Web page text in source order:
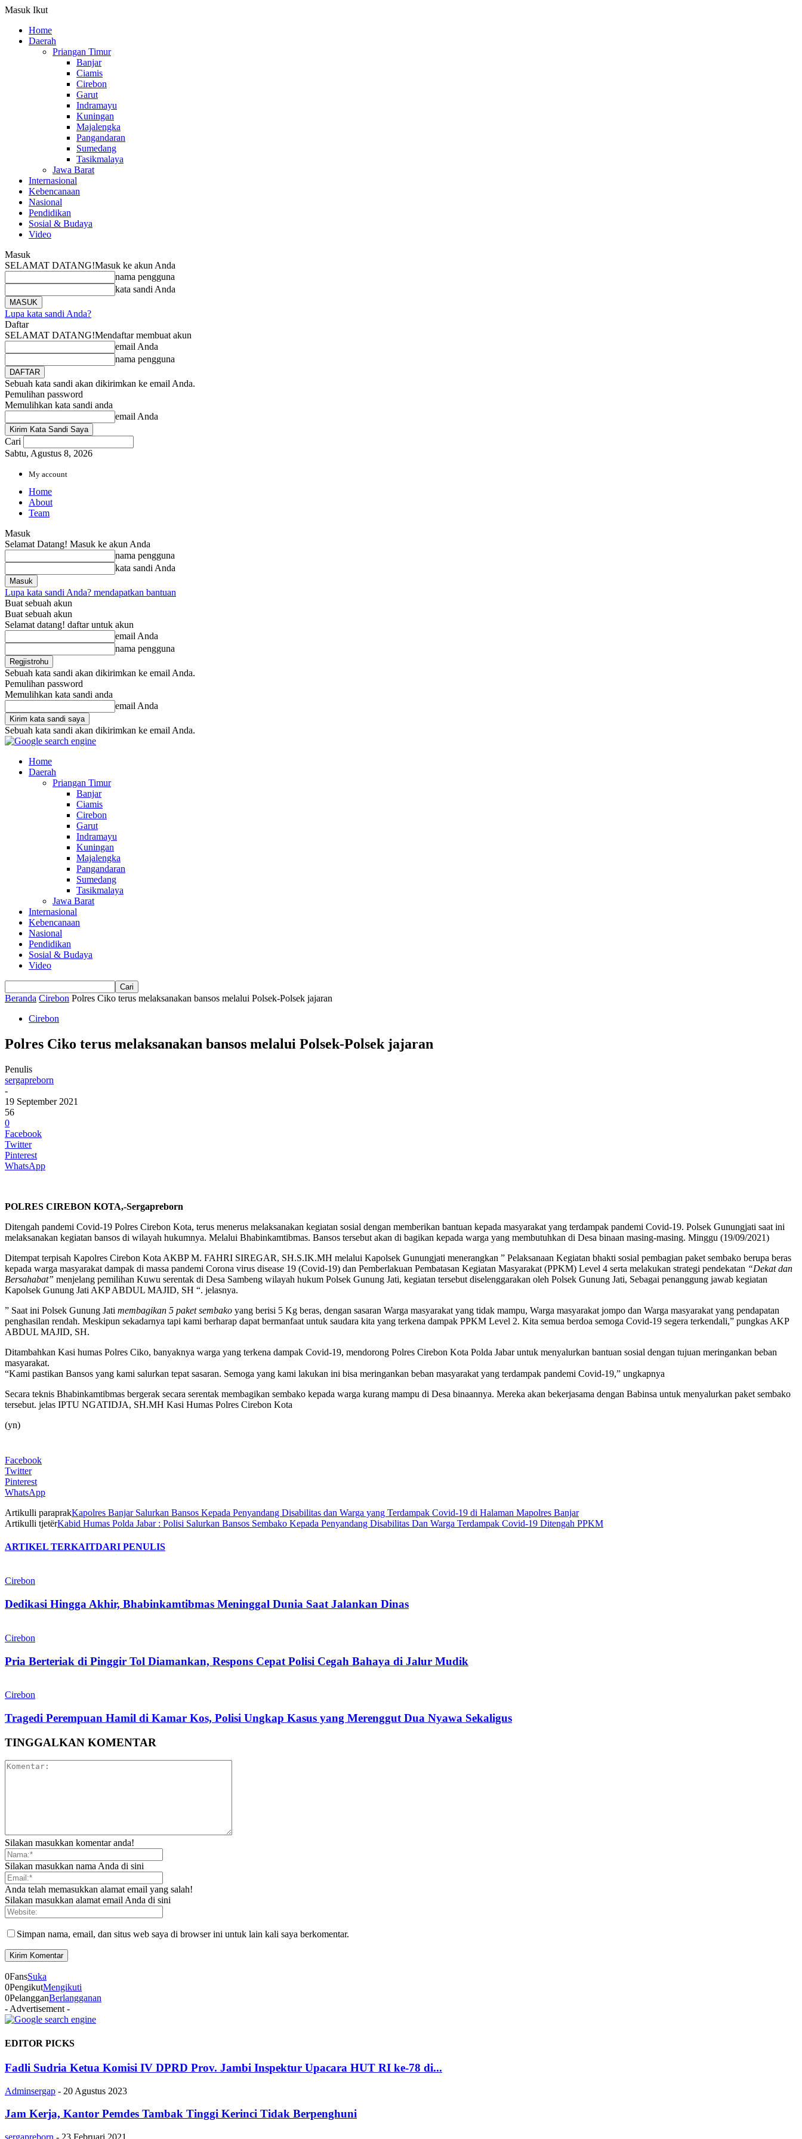
Masuk Ikut
Home
Daerah
Priangan Timur
Banjar
Ciamis
Cirebon
Garut
Indramayu
Kuningan
Majalengka
Pangandaran
Sumedang
Tasikmalaya
Jawa Barat
Internasional
Kebencanaan
Nasional
Pendidikan
Sosial & Budaya
Video
Masuk
SELAMAT DATANG!Masuk ke akun Anda
nama pengguna
kata sandi Anda
Lupa kata sandi Anda?
Daftar
SELAMAT DATANG!Mendaftar membuat akun
email Anda
nama pengguna
Sebuah kata sandi akan dikirimkan ke email Anda.
Pemulihan password
Memulihkan kata sandi anda
email Anda
Cari
Sabtu, Agustus 8, 2026
My account
Home
About
Team
Masuk
Selamat Datang! Masuk ke akun Anda
nama pengguna
kata sandi Anda
Lupa kata sandi Anda? mendapatkan bantuan
Buat sebuah akun
Buat sebuah akun
Selamat datang! daftar untuk akun
email Anda
nama pengguna
Sebuah kata sandi akan dikirimkan ke email Anda.
Pemulihan password
Memulihkan kata sandi anda
email Anda
Sebuah kata sandi akan dikirimkan ke email Anda.
Home
Daerah
Priangan Timur
Banjar
Ciamis
Cirebon
Garut
Indramayu
Kuningan
Majalengka
Pangandaran
Sumedang
Tasikmalaya
Jawa Barat
Internasional
Kebencanaan
Nasional
Pendidikan
Sosial & Budaya
Video
Beranda Cirebon Polres Ciko terus melaksanakan bansos melalui Polsek-Polsek jajaran
Cirebon
Polres Ciko terus melaksanakan bansos melalui Polsek-Polsek jajaran
Penulis
sergapreborn
-
19 September 2021
56
0
Facebook
Twitter
Pinterest
WhatsApp
POLRES CIREBON KOTA,-Sergapreborn
Ditengah pandemi Covid-19 Polres Cirebon Kota, terus menerus melaksanakan kegiatan sosial dengan memberikan bantuan kepada masyarakat yang terdampak pandemi Covid-19. Polsek Gunungjati saat ini
melaksanakan kegiatan bansos di wilayah hukumnya. Melalui Bhabinkamtibmas. Bansos tersebut akan di bagikan kepada warga yang membutuhkan di Desa binaan masing-masing. Minggu (19/09/2021)
Ditempat terpisah Kapolres Cirebon Kota AKBP M. FAHRI SIREGAR, SH.S.IK.MH melalui Kapolsek Gunungjati menerangkan ” Pelaksanaan Kegiatan bhakti sosial pembagian paket sembako berupa beras
kepada warga masyarakat dampak di massa pandemi Corona virus disease 19 (Covid-19) dan Pemberlakuan Pembatasan Kegiatan Masyarakat (PPKM) Level 4 serta melakukan strategi pendekatan “Dekat dan
Bersahabat” menjelang pemilihan Kuwu serentak di Desa Sambeng wilayah hukum Polsek Gunung Jati, kegiatan tersebut diselenggarakan oleh Polsek Gunung Jati, Sebagai penanggung jawab kegiatan
Kapolsek Gunung Jati AKP ABDUL MAJID, SH “. jelasnya.
” Saat ini Polsek Gunung Jati membagikan 5 paket sembako yang berisi 5 Kg beras, dengan sasaran Warga masyarakat yang tidak mampu, Warga masyarakat jompo dan Warga masyarakat yang pendapatan
penghasilan rendah. Meskipun sekadarnya tapi kami berharap dapat bermanfaat untuk saudara kita yang terkena dampak PPKM Level 2. Kita semua berdoa semoga Covid-19 segera terkendali,” pungkas AKP
ABDUL MAJID, SH.
Ditambahkan Kasi humas Polres Ciko, banyaknya warga yang terkena dampak Covid-19, mendorong Polres Cirebon Kota Polda Jabar untuk menyalurkan bantuan sosial dengan tujuan meringankan beban
masyarakat.
“Kami pastikan Bansos yang kami salurkan tepat sasaran. Semoga yang kami lakukan ini bisa meringankan beban masyarakat yang terdampak pandemi Covid-19,” ungkapnya
Secara teknis Bhabinkamtibmas bergerak secara serentak membagikan sembako kepada warga kurang mampu di Desa binaannya. Mereka akan bekerjasama dengan Babinsa untuk menyalurkan paket sembako
tersebut. jelas IPTU NGATIDJA, SH.MH Kasi Humas Polres Cirebon Kota
(yn)
Facebook
Twitter
Pinterest
WhatsApp
Artikulli paraprakKapolres Banjar Salurkan Bansos Kepada Penyandang Disabilitas dan Warga yang Terdampak Covid-19 di Halaman Mapolres Banjar
Artikulli tjetërKabid Humas Polda Jabar : Polisi Salurkan Bansos Sembako Kepada Penyandang Disabilitas Dan Warga Terdampak Covid-19 Ditengah PPKM
ARTIKEL TERKAITDARI PENULIS
Cirebon
Dedikasi Hingga Akhir, Bhabinkamtibmas Meninggal Dunia Saat Jalankan Dinas
Cirebon
Pria Berteriak di Pinggir Tol Diamankan, Respons Cepat Polisi Cegah Bahaya di Jalur Mudik
Cirebon
Tragedi Perempuan Hamil di Kamar Kos, Polisi Ungkap Kasus yang Merenggut Dua Nyawa Sekaligus
TINGGALKAN KOMENTAR
Silakan masukkan komentar anda!
Silakan masukkan nama Anda di sini
Anda telah memasukkan alamat email yang salah!
Silakan masukkan alamat email Anda di sini
Simpan nama, email, dan situs web saya di browser ini untuk lain kali saya berkomentar.
0FansSuka
0PengikutMengikuti
0PelangganBerlangganan
- Advertisement -
EDITOR PICKS
Fadli Sudria Ketua Komisi IV DPRD Prov. Jambi Inspektur Upacara HUT RI ke-78 di...
Adminsergap - 20 Agustus 2023
Jam Kerja, Kantor Pemdes Tambak Tinggi Kerinci Tidak Berpenghuni
sergapreborn - 23 Februari 2021